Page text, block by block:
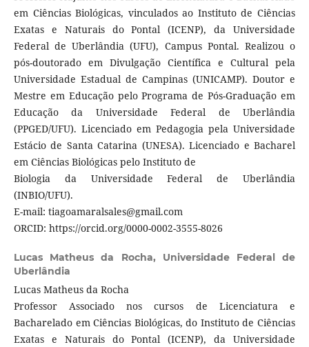
em Ciências Biológicas, vinculados ao Instituto de Ciências
Exatas e Naturais do Pontal (ICENP), da Universidade
Federal de Uberlândia (UFU), Campus Pontal. Realizou o
pós-doutorado em Divulgação Científica e Cultural pela
Universidade Estadual de Campinas (UNICAMP). Doutor e
Mestre em Educação pelo Programa de Pós-Graduação em
Educação da Universidade Federal de Uberlândia
(PPGED/UFU). Licenciado em Pedagogia pela Universidade
Estácio de Santa Catarina (UNESA). Licenciado e Bacharel
em Ciências Biológicas pelo Instituto de
Biologia da Universidade Federal de Uberlândia
(INBIO/UFU).
E-mail: tiagoamaralsales@gmail.com
ORCID: https://orcid.org/0000-0002-3555-8026
Lucas Matheus da Rocha, Universidade Federal de
Uberlândia
Lucas Matheus da Rocha
Professor Associado nos cursos de Licenciatura e
Bacharelado em Ciências Biológicas, do Instituto de Ciências
Exatas e Naturais do Pontal (ICENP), da Universidade